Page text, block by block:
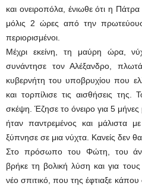
και ονειροπόλα, ένιωθε ότι η
μόλις 2 ώρες από την
περιορισμένοι.
Μέχρι εκείνη, τη μαύρη ώρα,
συνάντησε τον Αλέξανδρο,
κυβερνήτη του υποβρυχίου που
και τορπίλισε τις αισθήσεις
σκέψη. Έζησε το όνειρο για 5
ήταν παντρεμένος και μάλιστα
ξύπνησε σε μια νύχτα. Κανείς δεν
Στο πρόσωπο του Φώτη, του
βρήκε τη βολική λύση και για
νέο σπιτικό, που της έφτιαξε